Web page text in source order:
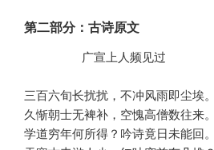
第二部分：古诗原文
三百六旬长扰扰，不冲风雨即尘埃。
久惭朝士无裨补，空愧高僧数往来。
学道穷年何所得？吟诗竟日未能回。